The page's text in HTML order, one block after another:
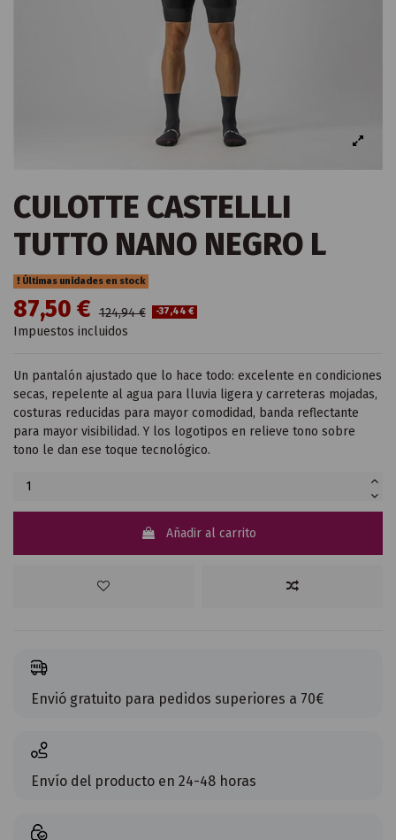
CULOTTE CASTELLLI
TUTTO NANO NEGRO L
Últimas unidades en stock
87,50 € 124,94 € -37,44 €
Impuestos incluidos
Un pantalón ajustado que lo hace todo: excelente en condiciones
secas, repelente al agua para lluvia ligera y carreteras mojadas,
costuras reducidas para mayor comodidad, banda reflectante
para mayor visibilidad. Y los logotipos en relieve tono sobre
tono le dan ese toque tecnológico.
Añadir al carrito
Envió gratuito para pedidos superiores a 70€
Envío del producto en 24-48 horas